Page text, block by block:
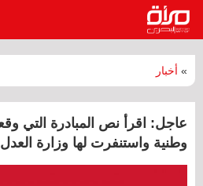
» أخبار
وطنية واستنفرت لها وزارة العدل